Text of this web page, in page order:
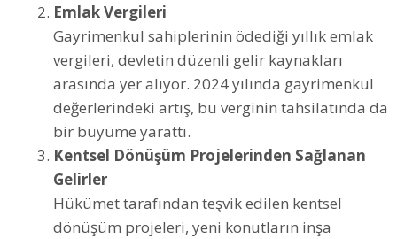
Emlak Vergileri
Gayrimenkul sahiplerinin ödediği yıllık emlak
vergileri, devletin düzenli gelir kaynakları
arasında yer alıyor. 2024 yılında gayrimenkul
değerlerindeki artış, bu verginin tahsilatında da
bir büyüme yarattı.
Kentsel Dönüşüm Projelerinden Sağlanan
Gelirler
Hükümet tarafından teşvik edilen kentsel
dönüşüm projeleri, yeni konutların inşa